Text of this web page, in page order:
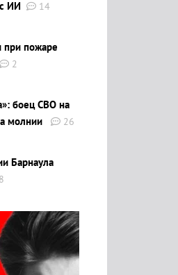
ИИ
14
при пожаре
2
боец СВО на
молнии
26
Барнаула
8